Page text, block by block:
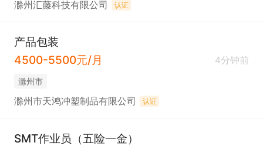
滁州汇藤科技有限公司 认证
产品包装
4500-5500元/月
4分钟前
滁州市
滁州市天鸿冲塑制品有限公司 认证
SMT作业员（五险一金）